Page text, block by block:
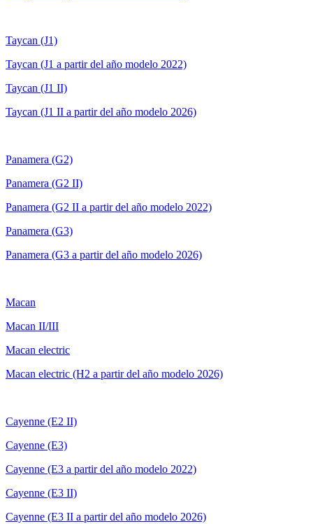
Taycan (J1)
Taycan (J1 a partir del año modelo 2022)
Taycan (J1 II)
Taycan (J1 II a partir del año modelo 2026)
Panamera (G2)
Panamera (G2 II)
Panamera (G2 II a partir del año modelo 2022)
Panamera (G3)
Panamera (G3 a partir del año modelo 2026)
Macan
Macan II/III
Macan electric
Macan electric (H2 a partir del año modelo 2026)
Cayenne (E2 II)
Cayenne (E3)
Cayenne (E3 a partir del año modelo 2022)
Cayenne (E3 II)
Cayenne (E3 II a partir del año modelo 2026)